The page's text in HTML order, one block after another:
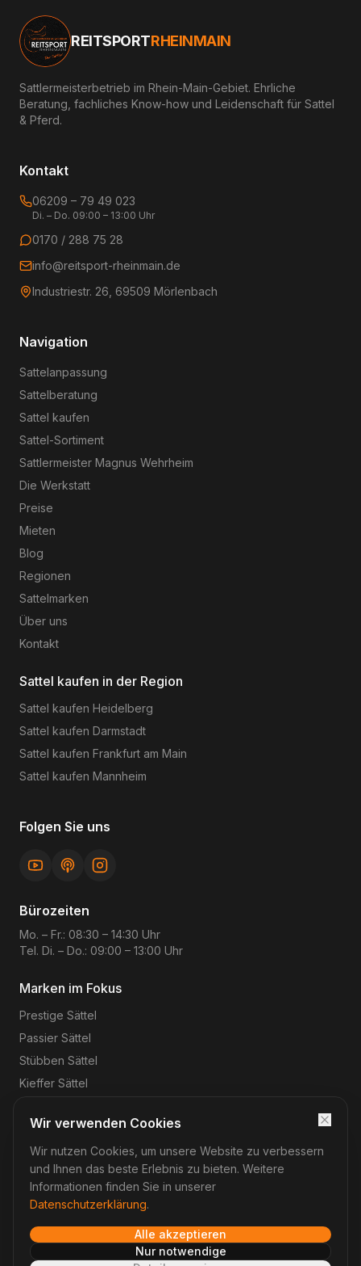
REITSPORTRHEINMAIN
Sattlermeisterbetrieb im Rhein-Main-Gebiet. Ehrliche
Beratung, fachliches Know-how und Leidenschaft für Sattel
& Pferd.
Kontakt
06209 – 79 49 023
Di. – Do. 09:00 – 13:00 Uhr
0170 / 288 75 28
info@reitsport-rheinmain.de
Industriestr. 26, 69509 Mörlenbach
Navigation
Sattelanpassung
Sattelberatung
Sattel kaufen
Sattel-Sortiment
Sattlermeister Magnus Wehrheim
Die Werkstatt
Preise
Mieten
Blog
Regionen
Sattelmarken
Über uns
Kontakt
Sattel kaufen in der Region
Sattel kaufen Heidelberg
Sattel kaufen Darmstadt
Sattel kaufen Frankfurt am Main
Sattel kaufen Mannheim
Folgen Sie uns
Bürozeiten
Mo. – Fr.: 08:30 – 14:30 Uhr
Tel. Di. – Do.: 09:00 – 13:00 Uhr
Marken im Fokus
Prestige Sättel
Passier Sättel
Stübben Sättel
Kieffer Sättel
©2026 Reitsport-Rheinmain – Magnus Wehrheim. Alle
Rechte vorbehalten.
Impressum DatenschutzAGB
Verträge hier widerrufen
Wir verwenden Cookies
Wir nutzen Cookies, um unsere Website zu verbessern
und Ihnen das beste Erlebnis zu bieten. Weitere
Informationen finden Sie in unserer
Datenschutzerklärung.
Alle akzeptieren
Nur notwendige